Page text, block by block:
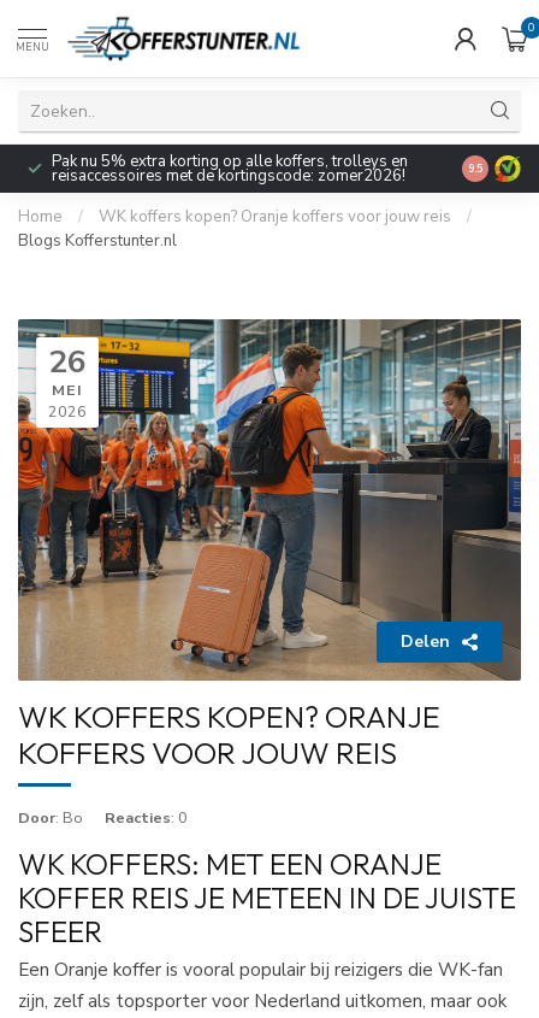
MENU
0
Pak nu 5% extra korting op alle koffers, trolleys en
reisaccessoires met de kortingscode: zomer2026! 9.5
Home / WK koffers kopen? Oranje koffers voor jouw reis
/
Blogs Kofferstunter.nl
26
MEI
2026
Delen
WK KOFFERS KOPEN? ORANJE
KOFFERS VOOR JOUW REIS
Door: Bo Reacties: 0
WK KOFFERS: MET EEN ORANJE
KOFFER REIS JE METEEN IN DE JUISTE
SFEER
Een Oranje koffer is vooral populair bij reizigers die WK-fan
zijn, zelf als topsporter voor Nederland uitkomen, maar ook